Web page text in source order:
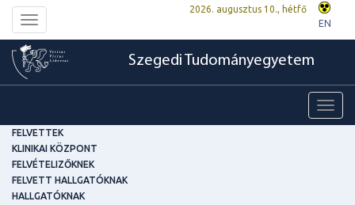
Toggle
navigation
2026. augusztus 10., hétfő
EN
Szegedi Tudományegyetem
FELVETTEK
KLINIKAI KÖZPONT
FELVÉTELIZŐKNEK
FELVETT HALLGATÓKNAK
HALLGATÓKNAK